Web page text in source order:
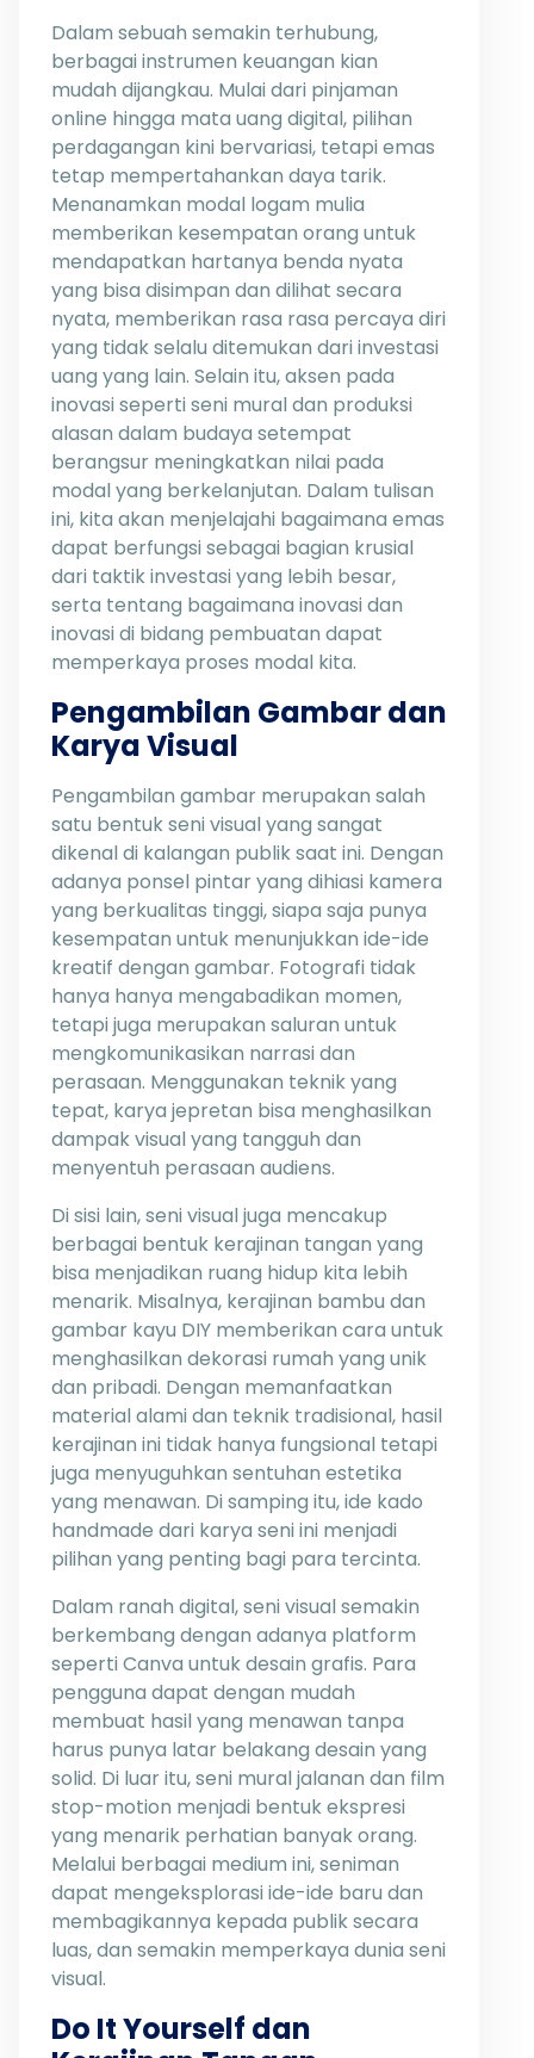
Dalam sebuah semakin terhubung,
berbagai instrumen keuangan kian
mudah dijangkau. Mulai dari pinjaman
online hingga mata uang digital, pilihan
perdagangan kini bervariasi, tetapi emas
tetap mempertahankan daya tarik.
Menanamkan modal logam mulia
memberikan kesempatan orang untuk
mendapatkan hartanya benda nyata
yang bisa disimpan dan dilihat secara
nyata, memberikan rasa rasa percaya diri
yang tidak selalu ditemukan dari investasi
uang yang lain. Selain itu, aksen pada
inovasi seperti seni mural dan produksi
alasan dalam budaya setempat
berangsur meningkatkan nilai pada
modal yang berkelanjutan. Dalam tulisan
ini, kita akan menjelajahi bagaimana emas
dapat berfungsi sebagai bagian krusial
dari taktik investasi yang lebih besar,
serta tentang bagaimana inovasi dan
inovasi di bidang pembuatan dapat
memperkaya proses modal kita.
Pengambilan Gambar dan
Karya Visual
Pengambilan gambar merupakan salah
satu bentuk seni visual yang sangat
dikenal di kalangan publik saat ini. Dengan
adanya ponsel pintar yang dihiasi kamera
yang berkualitas tinggi, siapa saja punya
kesempatan untuk menunjukkan ide-ide
kreatif dengan gambar. Fotografi tidak
hanya hanya mengabadikan momen,
tetapi juga merupakan saluran untuk
mengkomunikasikan narrasi dan
perasaan. Menggunakan teknik yang
tepat, karya jepretan bisa menghasilkan
dampak visual yang tangguh dan
menyentuh perasaan audiens.
Di sisi lain, seni visual juga mencakup
berbagai bentuk kerajinan tangan yang
bisa menjadikan ruang hidup kita lebih
menarik. Misalnya, kerajinan bambu dan
gambar kayu DIY memberikan cara untuk
menghasilkan dekorasi rumah yang unik
dan pribadi. Dengan memanfaatkan
material alami dan teknik tradisional, hasil
kerajinan ini tidak hanya fungsional tetapi
juga menyuguhkan sentuhan estetika
yang menawan. Di samping itu, ide kado
handmade dari karya seni ini menjadi
pilihan yang penting bagi para tercinta.
Dalam ranah digital, seni visual semakin
berkembang dengan adanya platform
seperti Canva untuk desain grafis. Para
pengguna dapat dengan mudah
membuat hasil yang menawan tanpa
harus punya latar belakang desain yang
solid. Di luar itu, seni mural jalanan dan film
stop-motion menjadi bentuk ekspresi
yang menarik perhatian banyak orang.
Melalui berbagai medium ini, seniman
dapat mengeksplorasi ide-ide baru dan
membagikannya kepada publik secara
luas, dan semakin memperkaya dunia seni
visual.
Do It Yourself dan